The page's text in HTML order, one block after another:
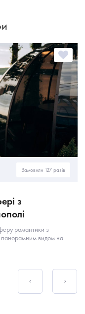
Замовили 127 разів
з
романтики з
панорамним видом на